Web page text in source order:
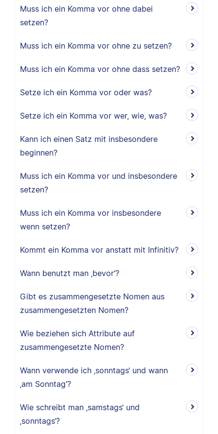
Muss ich ein Komma vor ohne dabei
setzen?
Muss ich ein Komma vor ohne zu setzen?
Muss ich ein Komma vor ohne dass setzen?
Setze ich ein Komma vor oder was?
Setze ich ein Komma vor wer, wie, was?
Kann ich einen Satz mit insbesondere
beginnen?
Muss ich ein Komma vor und insbesondere
setzen?
Muss ich ein Komma vor insbesondere
wenn setzen?
Kommt ein Komma vor anstatt mit Infinitiv?
Wann benutzt man ‚bevor‘?
Gibt es zusammengesetzte Nomen aus
zusammengesetzten Nomen?
Wie beziehen sich Attribute auf
zusammengesetzte Nomen?
Wann verwende ich ‚sonntags‘ und wann
‚am Sonntag‘?
Wie schreibt man ‚samstags‘ und
‚sonntags‘?